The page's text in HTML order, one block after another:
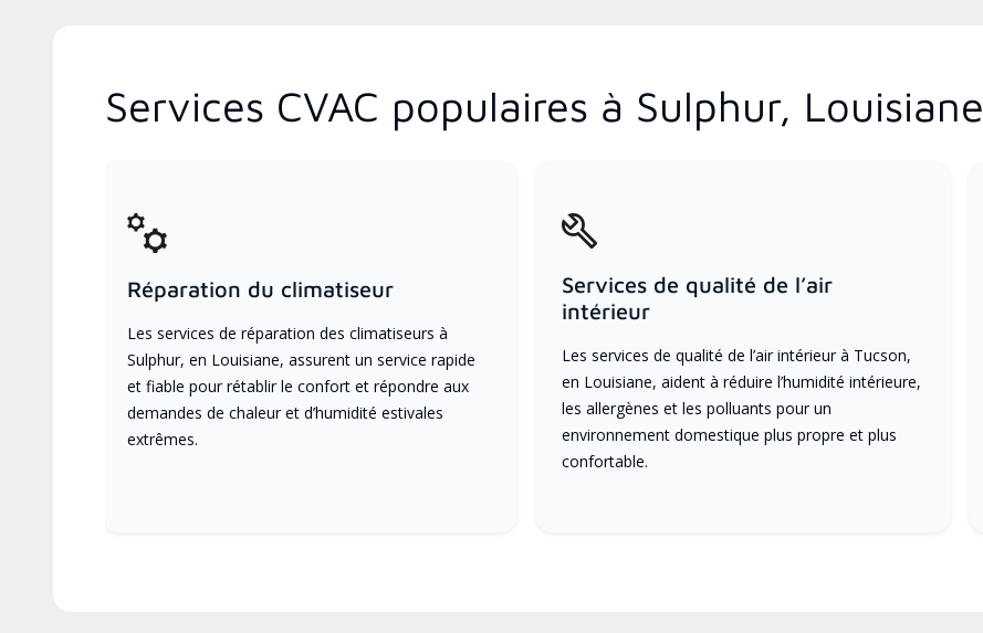
Services CVAC populaires à Sulphur, Louisiane
Réparation du climatiseur
Les services de réparation des climatiseurs à
Sulphur, en Louisiane, assurent un service rapide
et fiable pour rétablir le confort et répondre aux
demandes de chaleur et d’humidité estivales
extrêmes.
Services de qualité de l’air
intérieur
Les services de qualité de l’air intérieur à Tucson,
en Louisiane, aident à réduire l’humidité intérieure,
les allergènes et les polluants pour un
environnement domestique plus propre et plus
confortable.